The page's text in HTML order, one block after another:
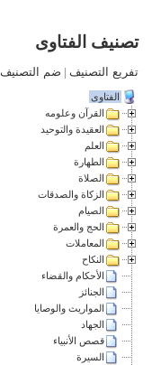
تصنيف الفتاوى
تفريع التصنيف | ضم التصنيف
الفتاوى
القرآن وعلومه
العقيدة والتوحيد
العلم
الطهارة
الصلاة
الزكاة والصدقات
الصيام
الحج والعمرة
المعاملات
النكاح
الأحكام والقضاء
الجنائز
المواريث والوصايا
الجهاد
قصص الأنبياء
السيرة